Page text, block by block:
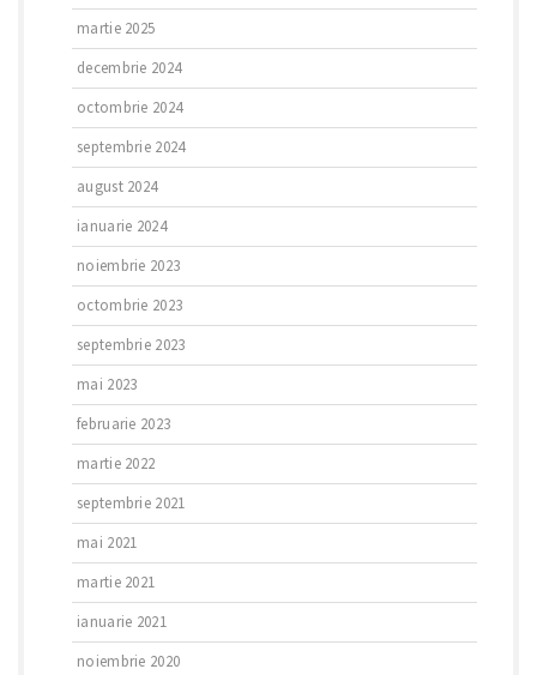
martie 2025
decembrie 2024
octombrie 2024
septembrie 2024
august 2024
ianuarie 2024
noiembrie 2023
octombrie 2023
septembrie 2023
mai 2023
februarie 2023
martie 2022
septembrie 2021
mai 2021
martie 2021
ianuarie 2021
noiembrie 2020